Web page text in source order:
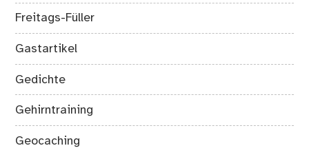
Freitags-Füller
Gastartikel
Gedichte
Gehirntraining
Geocaching